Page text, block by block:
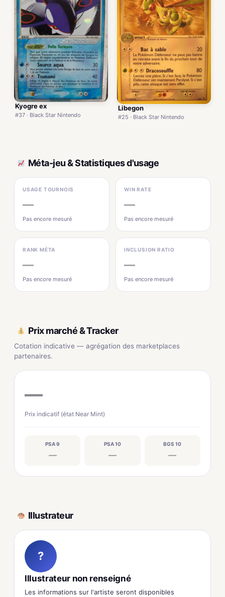
Kyogre ex
#37 · Black Star Nintendo
Libegon
#25 · Black Star Nintendo
Méta-jeu & Statistiques d'usage
USAGE TOURNOIS
—
Pas encore mesuré
WIN RATE
—
Pas encore mesuré
RANK MÉTA
—
Pas encore mesuré
INCLUSION RATIO
—
Pas encore mesuré
Prix marché & Tracker
Cotation indicative — agrégation des marketplaces
partenaires.
—
Prix indicatif (état Near Mint)
PSA 9
—
PSA 10
—
BGS 10
—
Illustrateur
?
Illustrateur non renseigné
Les informations sur l'artiste seront disponibles